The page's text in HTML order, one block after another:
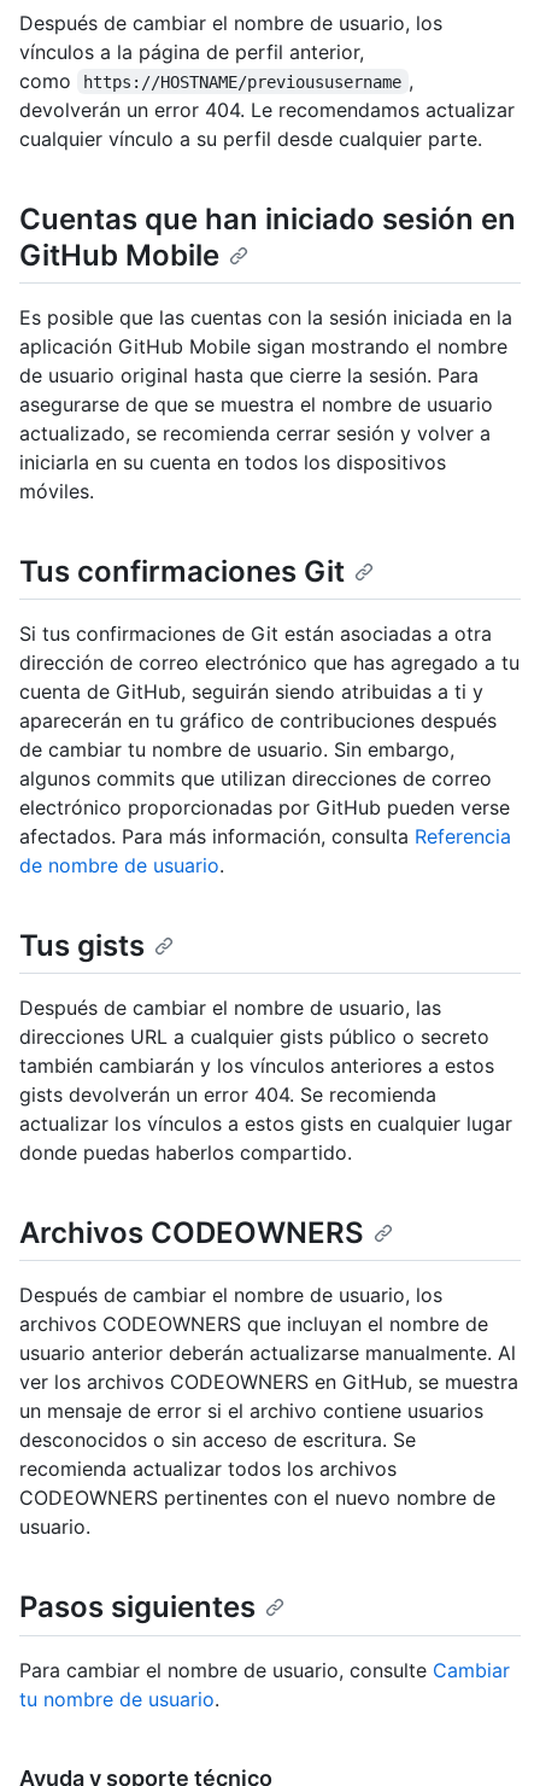
Después de cambiar el nombre de usuario, los
vínculos a la página de perfil anterior,
como
https://HOSTNAME/previoususername ,
devolverán un error 404. Le recomendamos actualizar
cualquier vínculo a su perfil desde cualquier parte.
Cuentas que han iniciado sesión en
GitHub Mobile
Es posible que las cuentas con la sesión iniciada en la
aplicación GitHub Mobile sigan mostrando el nombre
de usuario original hasta que cierre la sesión. Para
asegurarse de que se muestra el nombre de usuario
actualizado, se recomienda cerrar sesión y volver a
iniciarla en su cuenta en todos los dispositivos
móviles.
Tus confirmaciones Git
Si tus confirmaciones de Git están asociadas a otra
dirección de correo electrónico que has agregado a tu
cuenta de GitHub, seguirán siendo atribuidas a ti y
aparecerán en tu gráfico de contribuciones después
de cambiar tu nombre de usuario. Sin embargo,
algunos commits que utilizan direcciones de correo
electrónico proporcionadas por GitHub pueden verse
afectados. Para más información, consulta Referencia
de nombre de usuario.
Tus gists
Después de cambiar el nombre de usuario, las
direcciones URL a cualquier gists público o secreto
también cambiarán y los vínculos anteriores a estos
gists devolverán un error 404. Se recomienda
actualizar los vínculos a estos gists en cualquier lugar
donde puedas haberlos compartido.
Archivos CODEOWNERS
Después de cambiar el nombre de usuario, los
archivos CODEOWNERS que incluyan el nombre de
usuario anterior deberán actualizarse manualmente. Al
ver los archivos CODEOWNERS en GitHub, se muestra
un mensaje de error si el archivo contiene usuarios
desconocidos o sin acceso de escritura. Se
recomienda actualizar todos los archivos
CODEOWNERS pertinentes con el nuevo nombre de
usuario.
Pasos siguientes
Para cambiar el nombre de usuario, consulte Cambiar
tu nombre de usuario.
Ayuda y soporte técnico